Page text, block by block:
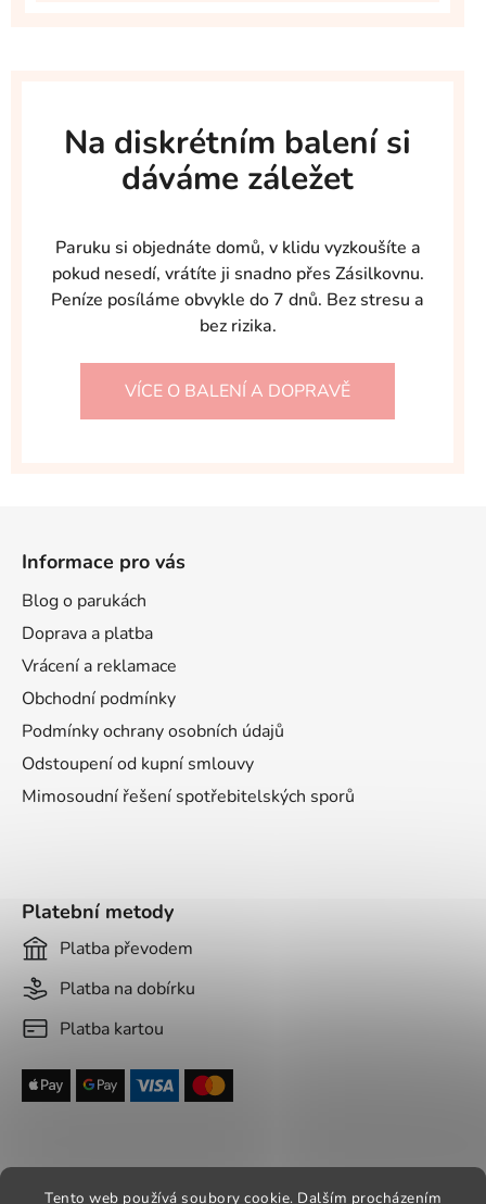
Tento web používá soubory cookie. Dalším procházením
Na diskrétním balení si
dáváme záležet
Paruku si objednáte domů, v klidu vyzkoušíte a
pokud nesedí, vrátíte ji snadno přes Zásilkovnu.
Peníze posíláme obvykle do 7 dnů. Bez stresu a
bez rizika.
VÍCE O BALENÍ A DOPRAVĚ
Informace pro vás
Blog o parukách
Doprava a platba
Vrácení a reklamace
Obchodní podmínky
Podmínky ochrany osobních údajů
Odstoupení od kupní smlouvy
Mimosoudní řešení spotřebitelských sporů
Platební metody
Platba převodem
Platba na dobírku
Platba kartou